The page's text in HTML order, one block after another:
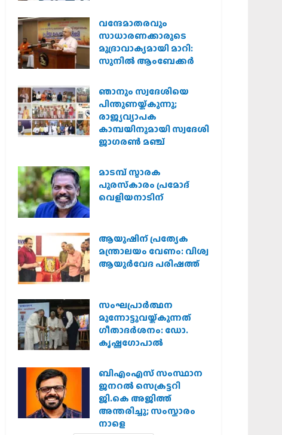
വന്ദേമാതരവും
സാധാരണക്കാരുടെ
മുദ്രാവാക്യമായി മാറി:
സുനിൽ ആംബേക്കർ
ഞാനും സ്വദേശിയെ
പിന്തുണയ്ക്കുന്നു;
രാജ്യവ്യാപക
കാമ്പയിനുമായി സ്വദേശി
ജാഗരണ്‍ മഞ്ച്
മാടമ്പ് സ്മാരക
പുരസ്‌കാരം പ്രമോദ്
വെളിയനാടിന്
ആയുഷിന് പ്രത്യേക
മന്ത്രാലയം വേണം: വിശ്വ
ആയുര്‍വേദ പരിഷത്ത്
സംഘപ്രാര്‍ത്ഥന
മുന്നോട്ടുവയ്ക്കുന്നത്
ഗീതാദര്‍ശനം: ഡോ.
കൃഷ്ണഗോപാല്‍
ബിഎംഎസ് സംസ്ഥാന
ജനറൽ സെക്രട്ടറി
ജി.കെ അജിത്ത്
അന്തരിച്ചു; സംസ്കാരം
നാളെ